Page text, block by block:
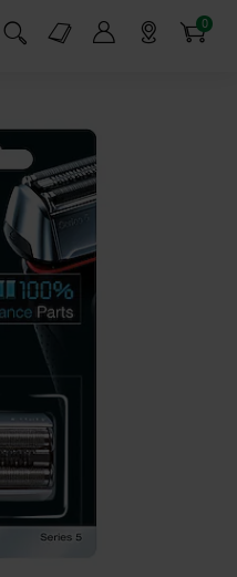
Suchfeld einblenden
Markt-Angebote 0
Artikel